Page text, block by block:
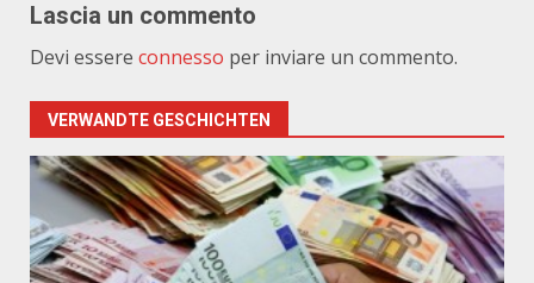
Lascia un commento
Devi essere connesso per inviare un commento.
VERWANDTE GESCHICHTEN